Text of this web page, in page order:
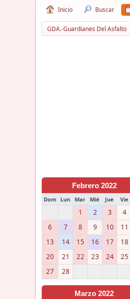
Inicio Buscar
GDA.-Guardianes Del Asfalto
Febrero 2022
Dom Lun Mar Mié Jue Vie
1 2 3 4
6
7 8 9 10 11
13
14 15 16 17 18
20
21 22 23 24 25
27
28
Marzo 2022